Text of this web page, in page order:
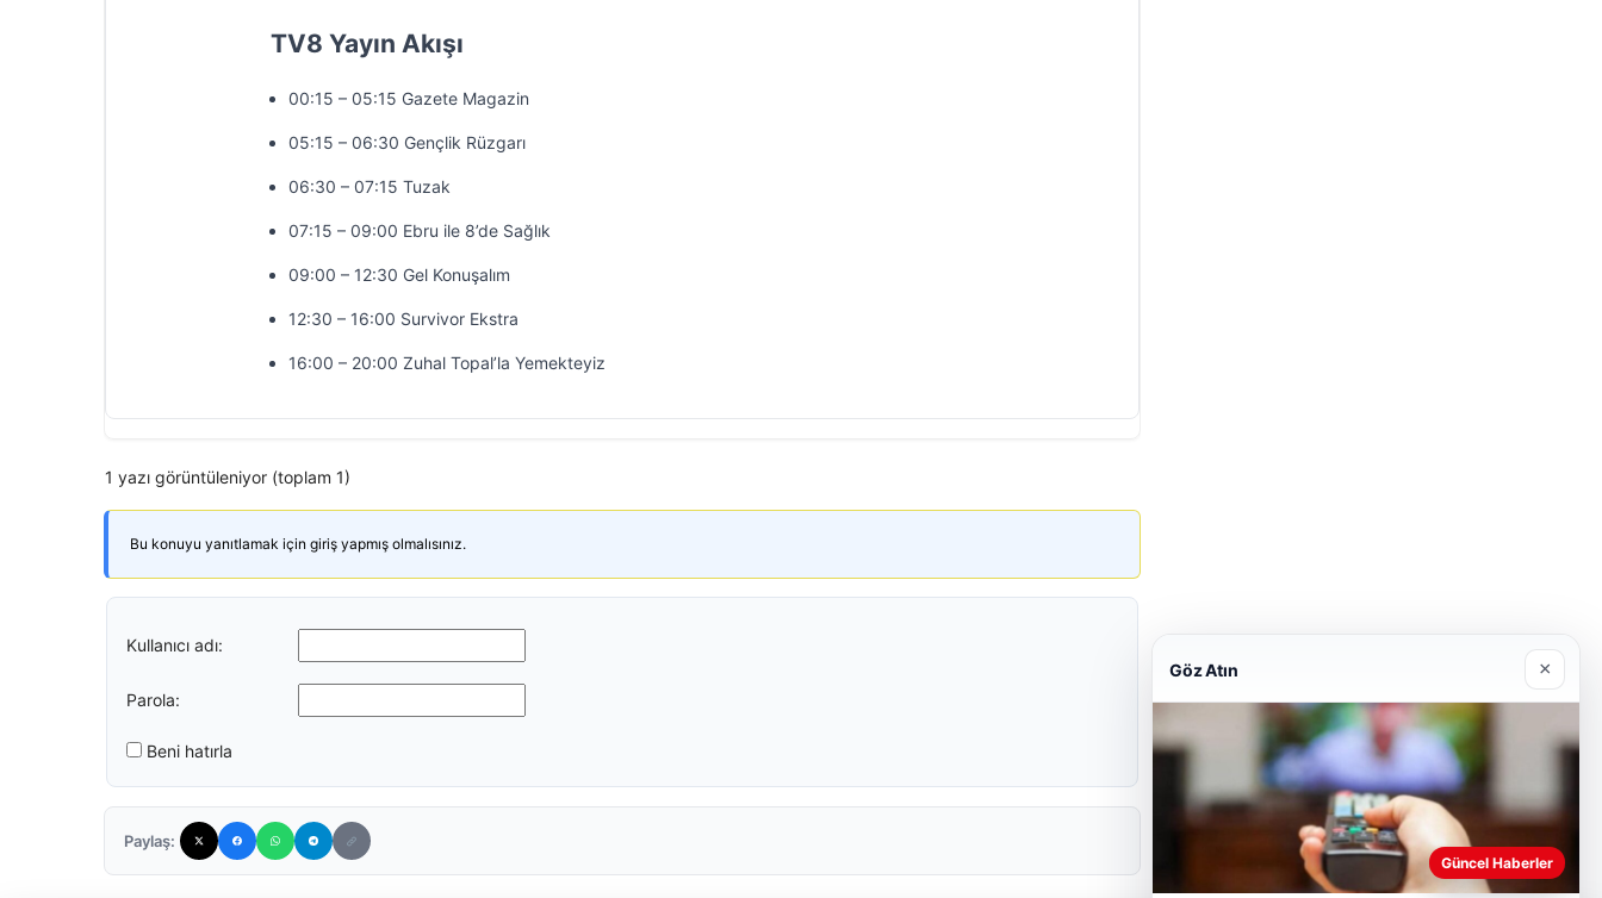
TV8 Yayın Akışı
00:15 – 05:15 Gazete Magazin
05:15 – 06:30 Gençlik Rüzgarı
06:30 – 07:15 Tuzak
07:15 – 09:00 Ebru ile 8’de Sağlık
09:00 – 12:30 Gel Konuşalım
12:30 – 16:00 Survivor Ekstra
16:00 – 20:00 Zuhal Topal’la Yemekteyiz
1 yazı görüntüleniyor (toplam 1)
Bu konuyu yanıtlamak için giriş yapmış olmalısınız.
Kullanıcı adı:
Parola:
Beni hatırla
Paylaş:
Göz Atın ×
Güncel Haberler